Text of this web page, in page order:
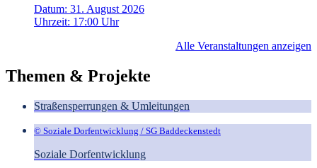
Datum: 31. August 2026
Uhrzeit: 17:00 Uhr
Alle Veranstaltungen anzeigen
Themen & Projekte
Straßensperrungen & Umleitungen
© Soziale Dorfentwicklung / SG Baddeckenstedt
Soziale Dorfentwicklung